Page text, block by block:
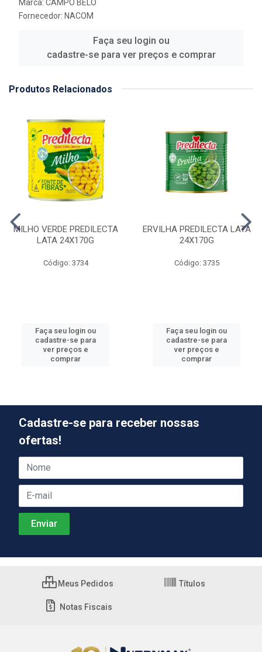
Marca: CAMPO BELO
Fornecedor: NACOM
Faça seu login ou
cadastre-se para ver preços e comprar
Produtos Relacionados
MILHO VERDE PREDILECTA
LATA 24X170G
Código: 3734
Faça seu login ou
cadastre-se para
ver preços e
comprar
ERVILHA PREDILECTA LATA
24X170G
Código: 3735
Faça seu login ou
cadastre-se para
ver preços e
comprar
Cadastre-se para receber nossas
ofertas!
Meus Pedidos Títulos
Notas Fiscais